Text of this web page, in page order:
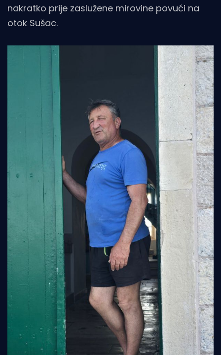
nakratko prije zaslužene mirovine povući na
otok Sušac.